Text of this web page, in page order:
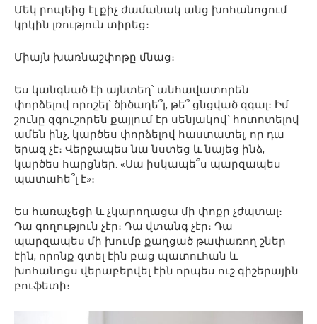
Մեկ րոպեից էլ քիչ ժամանակ անց խոհանոցում
կրկին լռություն տիրեց։
Միայն խառնաշփոթը մնաց։
Ես կանգնած էի այնտեղ՝ անհավատորեն
փորձելով որոշել՝ ծիծաղե՞լ, թե՞ ցնցված զգալ։ Իմ
շունը զգուշորեն քայլում էր սենյակով՝ հոտոտելով
ամեն ինչ, կարծես փորձելով հաստատել, որ դա
երազ չէ։ Վերջապես նա նստեց և նայեց ինձ,
կարծես հարցներ. «Սա իսկապե՞ս պարզապես
պատահե՞լ է»։
Ես հառաչեցի և չկարողացա մի փոքր չժպտալ։
Դա գողություն չէր։ Դա վտանգ չէր։ Դա
պարզապես մի խումբ քաղցած թափառող շներ
էին, որոնք գտել էին բաց պատուհան և
խոհանոցս վերաբերվել էին որպես ուշ գիշերային
բուֆետի։